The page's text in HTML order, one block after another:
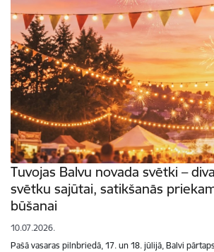
Tuvojas Balvu novada svētki –
svētku sajūtai, satikšanās
būšanai
10.07.2026.
Pašā vasaras pilnbriedā, 17. un 18. jūlijā, Balvi